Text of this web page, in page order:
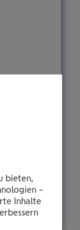
bieten,
–
Inhalte